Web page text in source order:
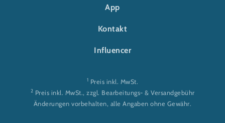
App
Kontakt
Influencer
1 Preis inkl. MwSt.
2 Preis inkl. MwSt., zzgl. Bearbeitungs- & Versandgebühr
Änderungen vorbehalten, alle Angaben ohne Gewähr.